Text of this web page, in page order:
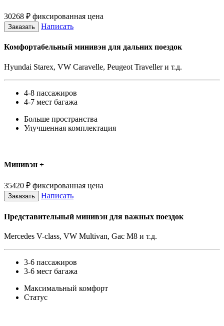
30268 ₽ фиксированная цена
Заказать Написать
Комфортабельный минивэн для дальних поездок
Hyundai Starex, VW Caravelle, Peugeot Traveller и т.д.
4-8 пассажиров
4-7 мест багажа
Больше пространства
Улучшенная комплектация
Минивэн +
35420 ₽ фиксированная цена
Заказать Написать
Представительный минивэн для важных поездок
Mercedes V-class, VW Multivan, Gac M8 и т.д.
3-6 пассажиров
3-6 мест багажа
Максимальный комфорт
Статус